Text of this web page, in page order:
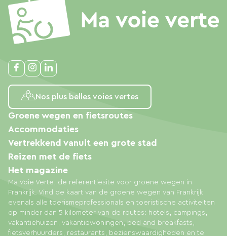
Nos plus belles voies vertes
Ma Voie Verte, de referentiesite voor groene wegen in
Frankrijk. Vind de kaart van de groene wegen van Frankrijk
evenals alle toerismeprofessionals en toeristische activiteiten
op minder dan 5 kilometer van de routes: hotels, campings,
vakantiehuizen, vakantiewoningen, bed and breakfasts,
fietsverhuurders, restaurants, bezienswaardigheden en te
Groene wegen en fietsroutes
Accommodaties
Vertrekkend vanuit een grote stad
Reizen met de fiets
Het magazine